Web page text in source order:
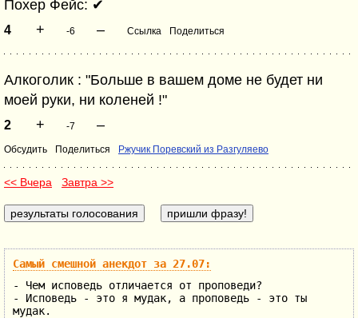
Похер Фейс: ✔
4 + -6 – Ссылка Поделиться
Алкоголик : "Больше в вашем доме не будет ни
моей руки, ни коленей !"
2 + -7 –
Обсудить Поделиться Ржучик Поревский из Разгуляево
<< Вчера Завтра >>
Самый смешной анекдот за 27.07:
- Чем исповедь отличается от проповеди?
- Исповедь - это я мудак, а проповедь - это ты
мудак.